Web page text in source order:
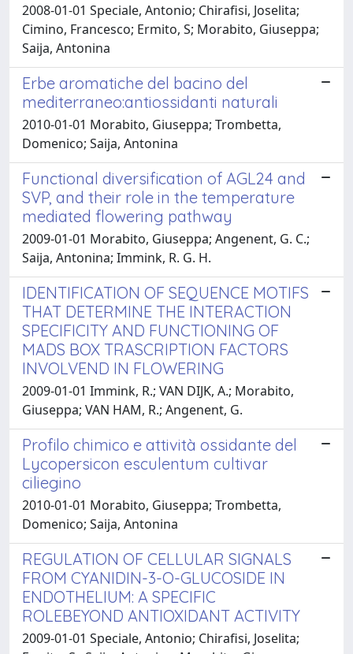
2008-01-01 Speciale, Antonio; Chirafisi, Joselita;
Cimino, Francesco; Ermito, S; Morabito, Giuseppa;
Saija, Antonina
Erbe aromatiche del bacino del
mediterraneo:antiossidanti naturali
2010-01-01 Morabito, Giuseppa; Trombetta,
Domenico; Saija, Antonina
Functional diversification of AGL24 and
SVP, and their role in the temperature
mediated flowering pathway
2009-01-01 Morabito, Giuseppa; Angenent, G. C.;
Saija, Antonina; Immink, R. G. H.
IDENTIFICATION OF SEQUENCE MOTIFS
THAT DETERMINE THE INTERACTION
SPECIFICITY AND FUNCTIONING OF
MADS BOX TRASCRIPTION FACTORS
INVOLVEND IN FLOWERING
2009-01-01 Immink, R.; VAN DIJK, A.; Morabito,
Giuseppa; VAN HAM, R.; Angenent, G.
Profilo chimico e attività ossidante del
Lycopersicon esculentum cultivar
ciliegino
2010-01-01 Morabito, Giuseppa; Trombetta,
Domenico; Saija, Antonina
REGULATION OF CELLULAR SIGNALS
FROM CYANIDIN-3-O-GLUCOSIDE IN
ENDOTHELIUM: A SPECIFIC
ROLEBEYOND ANTIOXIDANT ACTIVITY
2009-01-01 Speciale, Antonio; Chirafisi, Joselita;